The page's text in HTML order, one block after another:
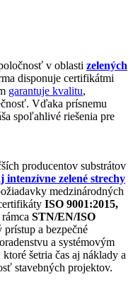
v oblasti zelených
disponuje certifikátmi
garantuje kvalitu,
Vďaka prísnemu
spoľahlivé riešenia pre
producentov substrátov
intenzívne zelené strechy
medzinárodných
ISO 9001:2015,
STN/EN/ISO
a bezpečné
a systémovým
šetria čas aj náklady a
stavebných projektov.